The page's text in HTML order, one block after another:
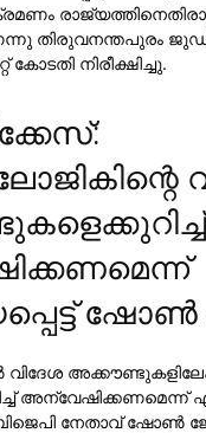
തിരുവനന്തപുരം
കോടതി നിരീക്ഷിച്ചു.
വിദേശ
അന്വേഷിക്കണമെന്ന്
നേതാവ് ഷോണ്‍